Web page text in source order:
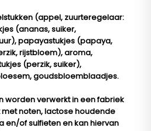
(appel, zuurteregelaar:
(ananas, suiker,
papayastukjes (papaya,
rijstbloem), aroma,
(perzik, suiker),
goudsbloemblaadjes.
worden verwerkt in een fabriek
noten, lactose houdende
en/of sulfieten en kan hiervan